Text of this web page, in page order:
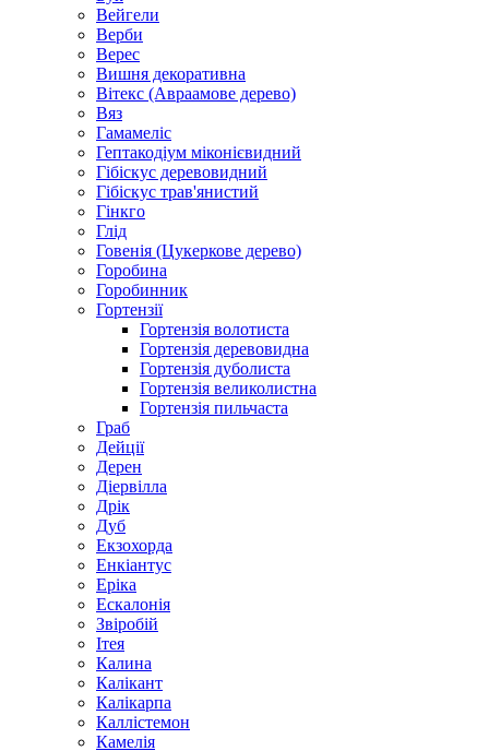
Вейгели
Верби
Верес
Вишня декоративна
Вітекс (Авраамове дерево)
Вяз
Гамамеліс
Гептакодіум міконієвидний
Гібіскус деревовидний
Гібіскус трав'янистий
Гінкго
Глід
Говенія (Цукеркове дерево)
Горобина
Горобинник
Гортензії
Гортензія волотиста
Гортензія деревовидна
Гортензія дуболиста
Гортензія великолистна
Гортензія пильчаста
Граб
Дейції
Дерен
Діервілла
Дрік
Дуб
Екзохорда
Енкіантус
Еріка
Ескалонія
Звіробій
Ітея
Калина
Калікант
Калікарпа
Каллістемон
Камелія